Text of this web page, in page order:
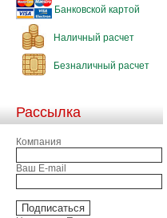
Банковской картой
Наличный расчет
Безналичный расчет
Рассылка
Компания
Ваш E-mail